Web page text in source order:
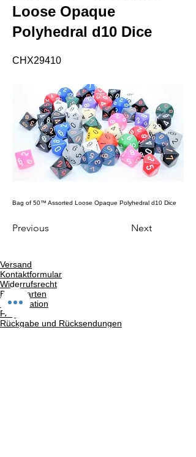
Loose Opaque
Polyhedral d10 Dice
CHX29410
Bag of 50™ Assorted Loose Opaque Polyhedral d10 Dice
Previous Next
Versand
Kontaktformular
Widerrufsrecht
Bezahlarten
Reklamation
FAQ
Rückgabe und Rücksendungen